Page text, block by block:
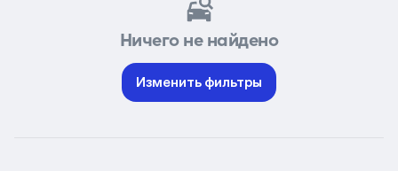
Ничего не найдено
Изменить фильтры